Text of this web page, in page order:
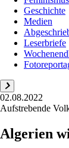
Geschichte
Medien
Leserbriefe
02.08.2022
Aufstrebende
Algerien